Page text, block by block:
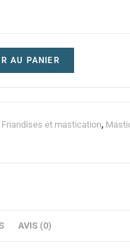
AU PANIER
Friandises et mastication,
AVIS (0)